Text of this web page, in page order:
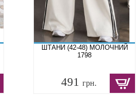
ШТАНИ (42-48) МОЛОЧНИЙ
1798
491 грн.